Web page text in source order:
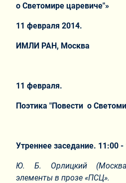
о Светомире царевиче"»
11 февраля 2014.
ИМЛИ РАН, Москва
11 февраля.
Поэтика "Повести о
Утреннее заседание. 11:00 -
Ю. Б. Орлицкий
элементы в прозе «ПСЦ».